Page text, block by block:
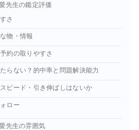
先生の鑑定評価
さ
物・情報
約の取りやすさ
らない？的中率と問題解決能力
ピード・引き伸ばしはないか
ロー
先生の雰囲気